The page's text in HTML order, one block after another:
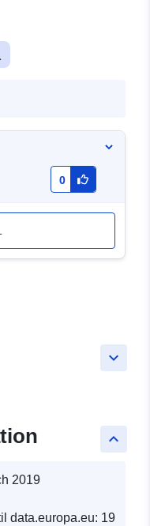
0
keyboard_arrow_down
keyboard_arrow_up
2019
data.europa.eu: 19